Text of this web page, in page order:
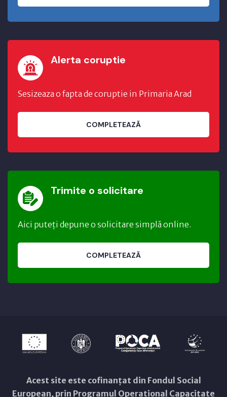
Alerta coruptie
Sesizeaza o fapta de coruptie in Primaria Arad
COMPLETEAZĂ
Trimite o solicitare
Aici puteți depune o solicitare simplă online.
COMPLETEAZĂ
Acest site este cofinanțat din Fondul Social
European, prin Programul Operațional Capacitate